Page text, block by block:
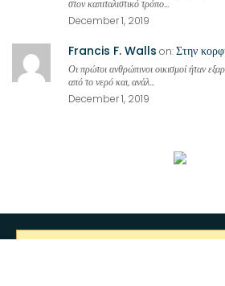
στον καπιταλιστικό τρόπο...
December 1, 2019
Francis F. Walls on:Στην
Οι πρώτοι ανθρώπινοι οικισμοί ήταν
από το νερό και, ανάλ...
December 1, 2019
You have not set the image